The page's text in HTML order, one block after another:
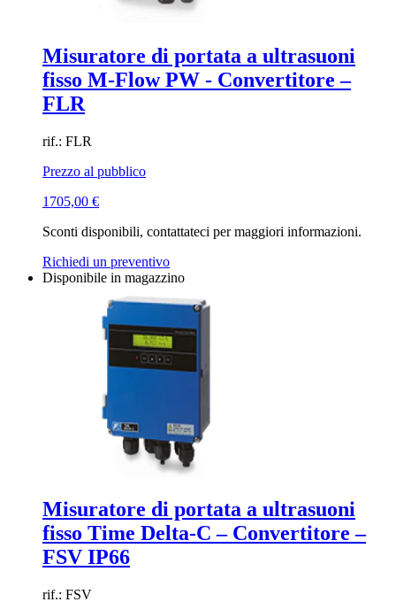
Misuratore di portata a ultrasuoni
fisso M-Flow PW - Convertitore –
FLR
rif.: FLR
Prezzo al pubblico
1705,00 €
Sconti disponibili, contattateci per maggiori informazioni.
Richiedi un preventivo
Disponibile in magazzino
Misuratore di portata a ultrasuoni
fisso Time Delta-C – Convertitore –
FSV IP66
rif.: FSV